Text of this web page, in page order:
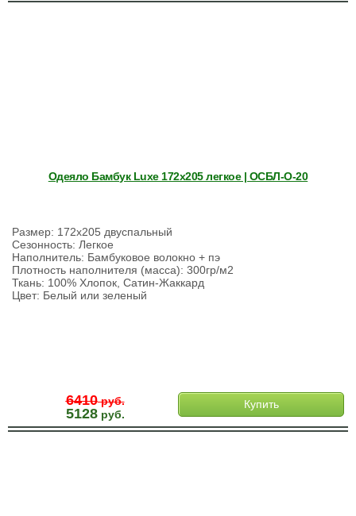
Одеяло Бамбук Luxe 172х205 легкое | ОСБЛ-О-20
Размер: 172х205 двуспальный
Сезонность: Легкое
Наполнитель: Бамбуковое волокно + пэ
Плотность наполнителя (масса): 300гр/м2
Ткань: 100% Хлопок, Сатин-Жаккард
Цвет: Белый или зеленый
6410руб.
5128руб.
Купить